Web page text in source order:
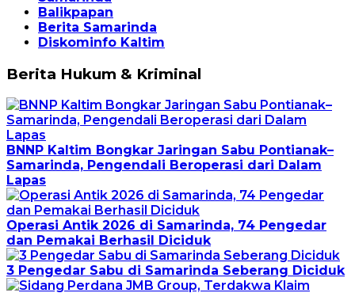
Balikpapan
Berita Samarinda
Diskominfo Kaltim
Berita Hukum & Kriminal
BNNP Kaltim Bongkar Jaringan Sabu Pontianak–
Samarinda, Pengendali Beroperasi dari Dalam
Lapas
Operasi Antik 2026 di Samarinda, 74 Pengedar
dan Pemakai Berhasil Diciduk
3 Pengedar Sabu di Samarinda Seberang Diciduk